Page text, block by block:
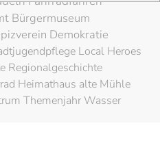
Bürgermuseum
Demokratie
Local Heroes
Regionalgeschichte
Heimathaus alte Mühle
Themenjahr Wasser